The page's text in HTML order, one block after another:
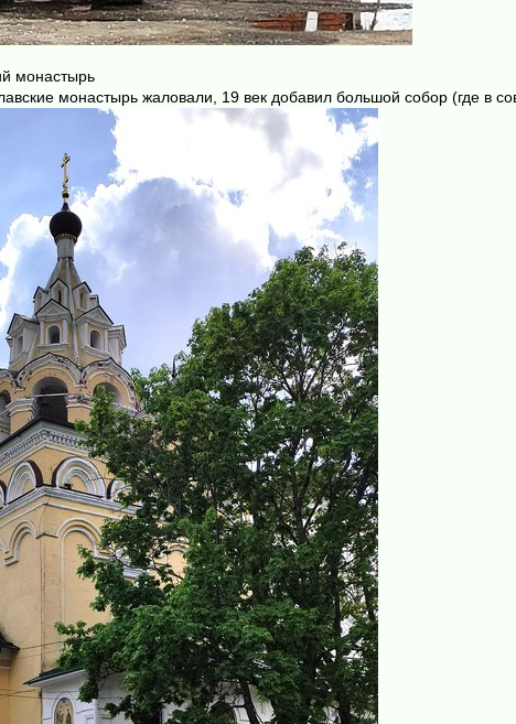
монастырь
монастырь жаловали, 19 век добавил большой собор (где в